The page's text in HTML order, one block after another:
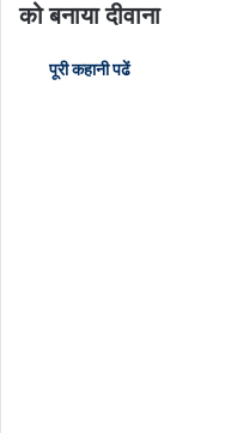
को बनाया दीवाना
पूरी कहानी पढें